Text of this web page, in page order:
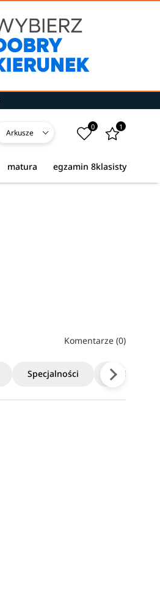
Arkusze
0 1
egzamin 8klasisty
matura
Komentarze (0)
Specjalności Limity